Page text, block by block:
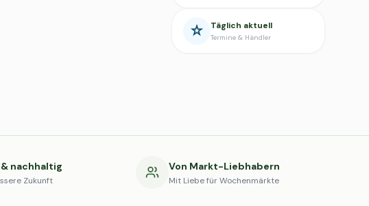
Täglich aktuell
Termine & Händler
nachhaltig
Zukunft
Von Markt-Liebhabern
Mit Liebe für Wochenmärkte